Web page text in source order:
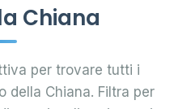
Chiana
per trovare tutti i
della Chiana. Filtra per